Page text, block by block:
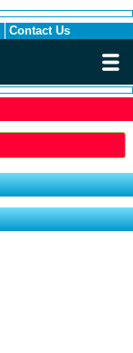
Contact Us